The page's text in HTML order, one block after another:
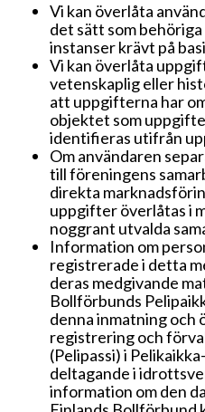
Vi kan överlåta
det sätt som
instanser krävt på
Vi kan överlåta
vetenskaplig eller
att uppgifterna har
objektet som
identifieras utifrån
Om användaren
till föreningens
direkta
uppgifter överlåtas i
noggrant utvalda
Information om
registrerade i detta
deras medgivande
Bollförbunds
denna inmatning och
registrering och
(Pelipassi) i
deltagande i
information om den